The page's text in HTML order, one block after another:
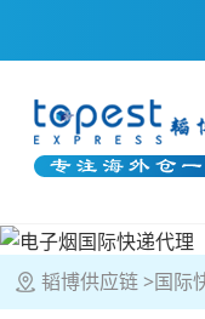
韬博供应链 国际